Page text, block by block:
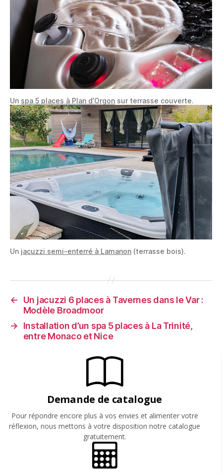
Un spa 5 places à Plan d’Orgon sur terrasse couverte.
Un jacuzzi semi-enterré à Lamanon (terrasse bois).
←
Un jacuzzi 6 places à Tavernes dans le Var :
Modèle Broadmoor
→
Installation d’un spa 5 places à La Trinité,
entre Monaco et Nice
Demande de catalogue
Pour répondre encore plus à vos envies et alimenter votre
réflexion, nous mettons à votre disposition notre catalogue
gratuitement.